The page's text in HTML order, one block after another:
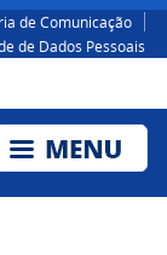
de Comunicação
de Dados Pessoais